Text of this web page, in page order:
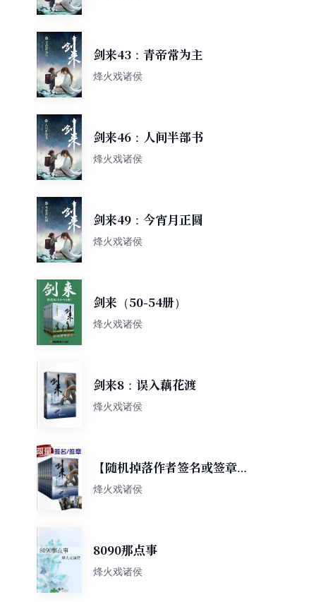
剑来43：青帝常为主
烽火戏诸侯
剑来46：人间半部书
烽火戏诸侯
剑来49：今宵月正圆
烽火戏诸侯
剑来（50-54册）
烽火戏诸侯
剑来8：误入藕花渡
烽火戏诸侯
【随机掉落作者签名或签章】
剑来：第二辑（8-14）烽火戏
烽火戏诸侯
8090那点事
烽火戏诸侯